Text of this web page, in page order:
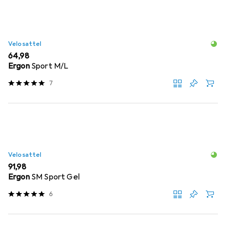
Velosattel
EUR
64,98
Ergon Sport M/L
7
Velosattel
EUR
91,98
Ergon SM Sport Gel
6